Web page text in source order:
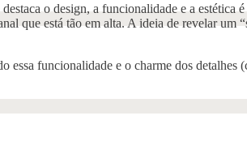
o design, a funcionalidade e a estética
que está tão em alta. A ideia de revelar
funcionalidade e o charme dos